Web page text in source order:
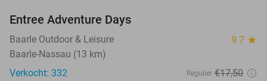
Entree Adventure Days
Baarle Outdoor & Leisure 9.7 star
Baarle-Nassau (13 km)
Verkocht: 332
Regulier €17,50